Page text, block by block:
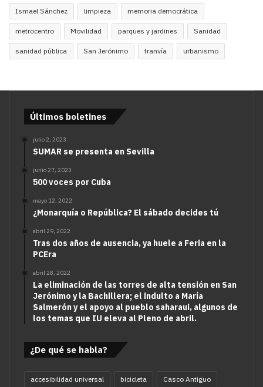
Ismael Sánchez limpieza memoria democrática
metrocentro Movilidad parques y jardines Sanidad
sanidad pública San Jerónimo tranvía urbanismo
Últimos boletines
julio 2, 2023
SUMAR se presenta en Sevilla
junio 27, 2023
500 voces por Cuba
mayo 12, 2022
¿Monarquía o República? El sábado decides tú
abril 29, 2022
Tras dos años de ausencia, ya huele a Feria en la
PCEra
abril 28, 2022
La eliminación de las torres de alta tensión en San
Jerónimo y la Bachillera; el indulto a María
Salmerón y el apoyo al pueblo saharaui, algunos de
los temas que IU eleva al Pleno de abril.
¿De qué se habla?
accesibilidad universal bicicleta Casco Antiguo